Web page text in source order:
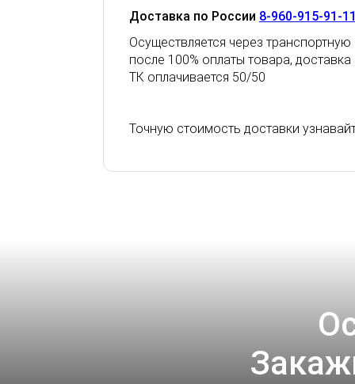
Доставка по России 8-960-915-91-
Осуществляется через
после 100% оплаты товара,
ТК оплачивается 50/50
Точную стоимость доставки